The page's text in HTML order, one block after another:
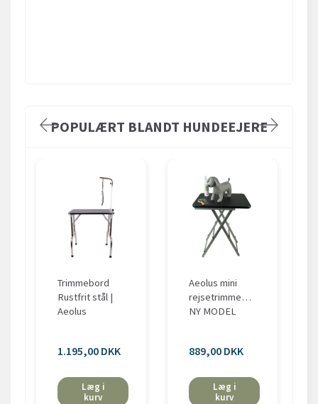
POPULÆRT BLANDT HUNDEEJERE
Trimmebord
Rustfrit stål |
Aeolus
1.195,00 DKK
Læg i
kurv
Aeolus mini
rejsetrimmebord
NY MODEL
889,00 DKK
Læg i
kurv